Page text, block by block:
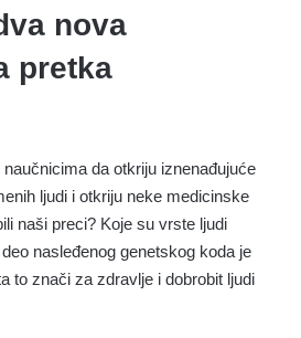
nova
pretka
da otkriju iznenađujuće
ljudi i otkriju neke medicinske
naši preci? Koje su vrste ljudi
nasleđenog genetskog koda je
to znači za zdravlje i dobrobit ljudi